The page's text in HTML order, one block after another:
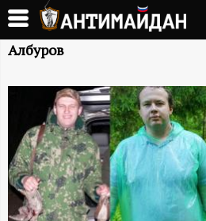
Перейти
основному
А
Н
И
М
Албуров